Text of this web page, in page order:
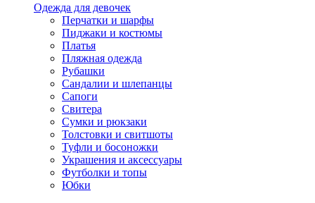
Одежда для девочек
Перчатки и шарфы
Пиджаки и костюмы
Платья
Пляжная одежда
Рубашки
Сандалии и шлепанцы
Сапоги
Свитера
Сумки и рюкзаки
Толстовки и свитшоты
Туфли и босоножки
Украшения и аксессуары
Футболки и топы
Юбки